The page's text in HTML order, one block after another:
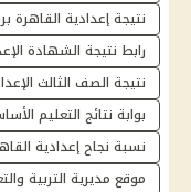
نتيجة إعدادية القاهرة
رابط نتيجة الشهادة
نتيجة الصف الثالث
بوابة نتائج التعليم
نسبة نجاح إعدادية
موقع مديرية التربية